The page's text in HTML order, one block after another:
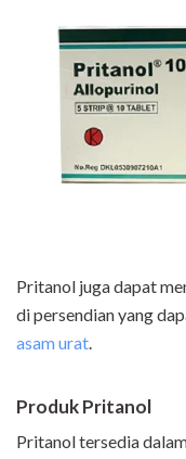
Pritanol juga dapat
di persendian yang
asam urat.
Produk Pritanol
Pritanol tersedia